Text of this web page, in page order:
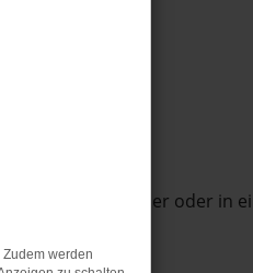
anderen Browser oder in
werden